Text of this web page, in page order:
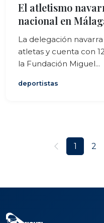
El atletismo
nacional en
La delegación
atletas y cuenta con
la Fundación Miguel...
deportistas
1 2